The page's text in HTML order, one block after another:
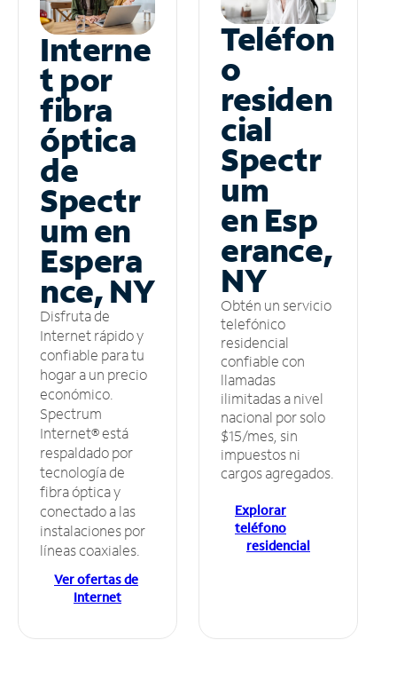
Interne
t por
fibra
óptica
de
Spectr
um en
Espera
nce, NY
Disfruta de
Internet rápido y
confiable para tu
hogar a un precio
económico.
Spectrum
Internet® está
respaldado por
tecnología de
fibra óptica y
conectado a las
instalaciones por
líneas coaxiales.
Ver ofertas de
Internet
Teléfon
o
residen
cial
Spectr
um
en Esp
erance,
NY
Obtén un servicio
telefónico
residencial
confiable con
llamadas
ilimitadas a nivel
nacional por solo
$15/mes, sin
impuestos ni
cargos agregados.
Explorar
teléfono
residencial